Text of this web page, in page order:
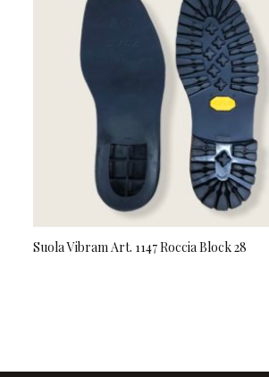
Suola Vibram Art. 1147 Roccia Block 28